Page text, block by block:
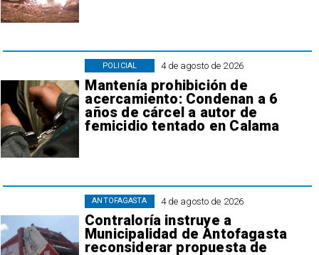
4 de agosto de 2026
Mantenía prohibición de
acercamiento: Condenan a 6
años de cárcel a autor de
femicidio tentado en Calama
POLICIAL
4 de agosto de 2026
Contraloría instruye a
Municipalidad de Antofagasta
reconsiderar propuesta de
ANTOFAGASTA